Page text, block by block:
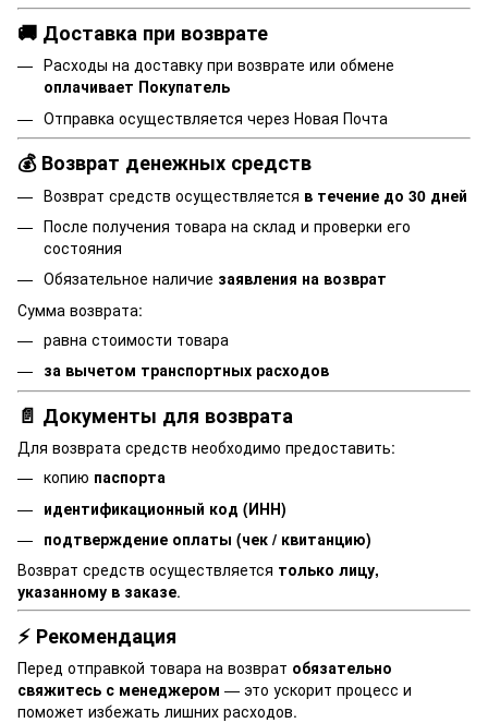
🚚 Доставка при возврате
Расходы на доставку при возврате или обмене
оплачивает Покупатель
Отправка осуществляется через Новая Почта
💰 Возврат денежных средств
Возврат средств осуществляется в течение до 30 дней
После получения товара на склад и проверки его
состояния
Обязательное наличие заявления на возврат
Сумма возврата:
равна стоимости товара
за вычетом транспортных расходов
📄 Документы для возврата
Для возврата средств необходимо предоставить:
копию паспорта
идентификационный код (ИНН)
подтверждение оплаты (чек / квитанцию)
Возврат средств осуществляется только лицу,
указанному в заказе.
⚡ Рекомендация
Перед отправкой товара на возврат обязательно
свяжитесь с менеджером — это ускорит процесс и
поможет избежать лишних расходов.